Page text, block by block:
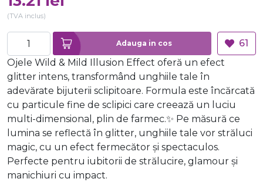
(TVA inclus)
Adauga in cos
61
Ojele Wild & Mild Illusion Effect oferă un efect
glitter intens, transformând unghiile tale în
adevărate bijuterii sclipitoare. Formula este încărcată
cu particule fine de sclipici care creează un luciu
multi-dimensional, plin de farmec.✨ Pe măsură ce
lumina se reflectă în glitter, unghiile tale vor străluci
magic, cu un efect fermecător și spectaculos.
Perfecte pentru iubitorii de strălucire, glamour și
manichiuri cu impact.